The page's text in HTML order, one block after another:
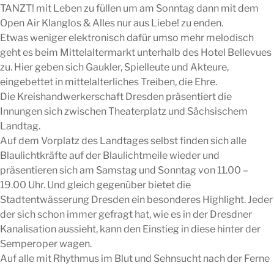
TANZT! mit Leben zu füllen um am Sonntag dann mit dem
Open Air Klanglos & Alles nur aus Liebe! zu enden.
Etwas weniger elektronisch dafür umso mehr melodisch
geht es beim Mittelaltermarkt unterhalb des Hotel Bellevues
zu. Hier geben sich Gaukler, Spielleute und Akteure,
eingebettet in mittelalterliches Treiben, die Ehre.
Die Kreishandwerkerschaft Dresden präsentiert die
Innungen sich zwischen Theaterplatz und Sächsischem
Landtag.
Auf dem Vorplatz des Landtages selbst finden sich alle
Blaulichtkräfte auf der Blaulichtmeile wieder und
präsentieren sich am Samstag und Sonntag von 11.00 –
19.00 Uhr. Und gleich gegenüber bietet die
Stadtentwässerung Dresden ein besonderes Highlight. Jeder
der sich schon immer gefragt hat, wie es in der Dresdner
Kanalisation aussieht, kann den Einstieg in diese hinter der
Semperoper wagen.
Auf alle mit Rhythmus im Blut und Sehnsucht nach der Ferne